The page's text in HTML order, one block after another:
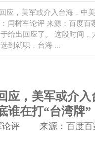
应，美军或介入台海，中
闫树军论评 来源：百度百
给出回应了。 这段时间，
到就职，台海 ...
应，美军或介入
谁在打“台湾牌”
论评 来源：百度百